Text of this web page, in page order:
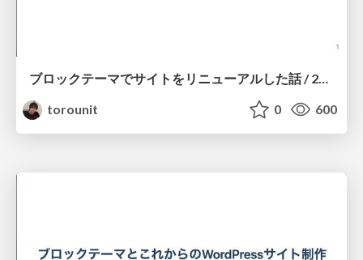
ブロックテーマでサイトをリニューアルした話 / 2026-01-31 Kansai WordPress Meetup
torounit
0 600